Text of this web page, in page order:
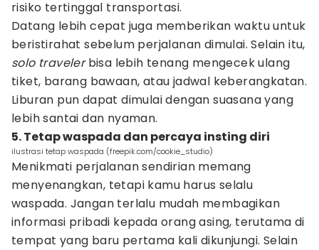
risiko tertinggal transportasi.
Datang lebih cepat juga memberikan waktu untuk
beristirahat sebelum perjalanan dimulai. Selain itu,
solo travelerbisa lebih tenang mengecek ulang
tiket, barang bawaan, atau jadwal keberangkatan.
Liburan pun dapat dimulai dengan suasana yang
lebih santai dan nyaman.
5. Tetap waspada dan percaya insting diri
ilustrasi tetap waspada (freepik.com/cookie_studio)
Menikmati perjalanan sendirian memang
menyenangkan, tetapi kamu harus selalu
waspada. Jangan terlalu mudah membagikan
informasi pribadi kepada orang asing, terutama di
tempat yang baru pertama kali dikunjungi. Selain